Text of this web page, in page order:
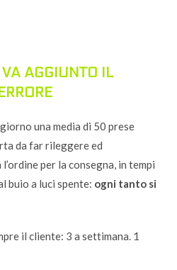
AGGIUNTO IL
una media di 50 prese
da far rileggere ed
per la consegna, in tempi
buio a luci spente: ogni tanto si
il cliente: 3 a settimana. 1